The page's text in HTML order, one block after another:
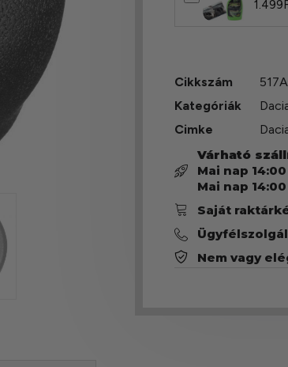
1.499
Cikkszám
517A
Kategóriák
Cimke
Várható
Mai nap
Mai nap
Saját
Nem vagy